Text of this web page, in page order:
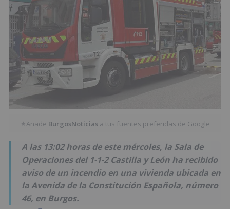
★Añade BurgosNoticias a tus fuentes preferidas de Google
A las 13:02 horas de este mércoles, la Sala de
Operaciones del 1-1-2 Castilla y León ha recibido
aviso de un incendio en una vivienda ubicada en
la Avenida de la Constitución Española, número
46, en Burgos.